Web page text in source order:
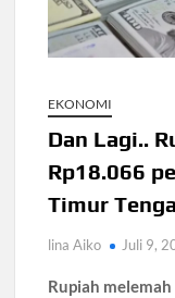
Santri Digital
Pesantren
Bank Dunia Mulai
Independen
Dokter Ungkap
Sidang MK Bahas
EKONOMI
Dan Lagi..
Rp18.066
Timur
lina Aiko Juli 9,
Rupiah